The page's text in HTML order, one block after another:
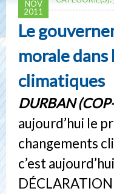
NOV
2011
Le
morale
climatiques
DURBAN
aujourd’hui le
changements
c’est